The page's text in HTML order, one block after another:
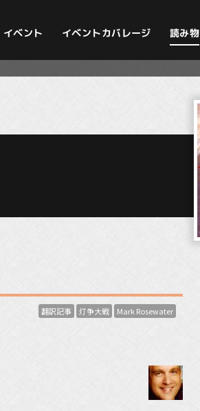
イベント イベントカバレージ 読み物
翻訳記事 灯争大戦 Mark Rosewater